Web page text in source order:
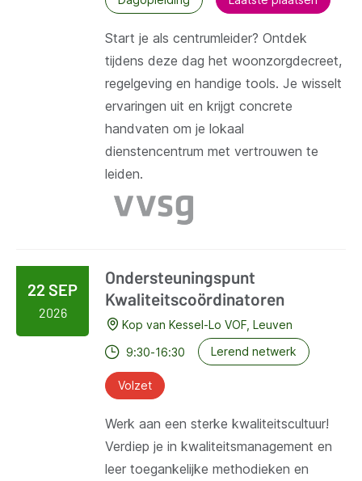
Start je als centrumleider? Ontdek
tijdens deze dag het woonzorgdecreet,
regelgeving en handige tools. Je wisselt
ervaringen uit en krijgt concrete
handvaten om je lokaal
dienstencentrum met vertrouwen te
leiden.
22 SEP
2026
Ondersteuningspunt
Kwaliteitscoördinatoren
Kop van Kessel-Lo VOF, Leuven
9:30-16:30
Lerend netwerk
Volzet
Werk aan een sterke kwaliteitscultuur!
Verdiep je in kwaliteitsmanagement en
leer toegankelijke methodieken en